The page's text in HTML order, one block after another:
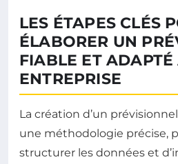
LES ÉTAPES CLÉS
ÉLABORER UN
FIABLE ET ADAPTÉ
ENTREPRISE
La création d’un
une méthodologie précise,
structurer les données et